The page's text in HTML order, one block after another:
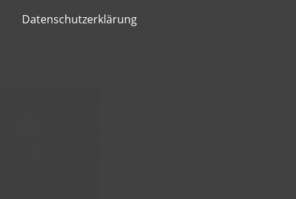
Datenschutzerklärung